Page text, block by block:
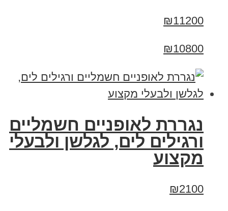
₪11200
₪10800
נגררת לאופניים חשמליים
ורגילים לים, לגלשן ולבעלי
מקצוע
₪2100